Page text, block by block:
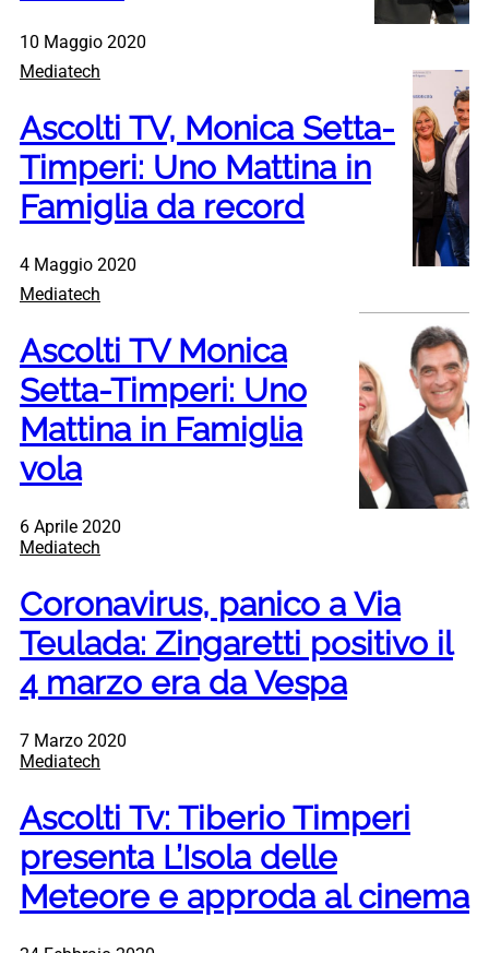
10 Maggio 2020
Mediatech
Ascolti TV, Monica Setta-
Timperi: Uno Mattina in
Famiglia da record
4 Maggio 2020
Mediatech
Ascolti TV Monica
Setta-Timperi: Uno
Mattina in Famiglia
vola
6 Aprile 2020
Mediatech
Coronavirus, panico a Via
Teulada: Zingaretti positivo il
4 marzo era da Vespa
7 Marzo 2020
Mediatech
Ascolti Tv: Tiberio Timperi
presenta L’Isola delle
Meteore e approda al cinema